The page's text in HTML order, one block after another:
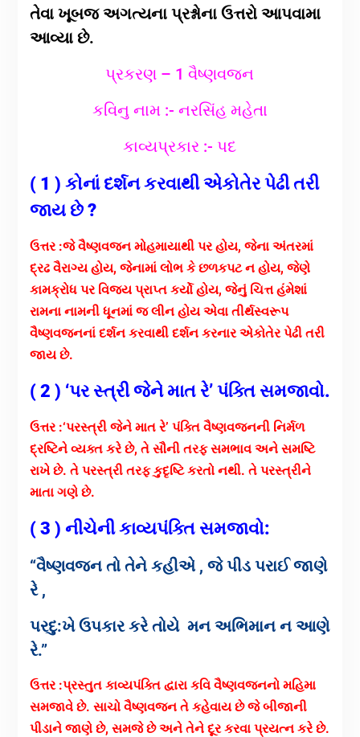
તેવા ખૂબજ અગત્યના પ્રશ્નોના ઉત્તરો આપવામા
આવ્યા છે.
પ્રકરણ – 1 વૈષ્ણવજન
કવિનુ નામ :- નરસિંહ મહેતા
કાવ્યપ્રકાર :- પદ
( 1 ) કોનાં દર્શન કરવાથી એકોતેર પેઢી તરી
જાય છે ?
ઉત્તર :જે વૈષ્ણવજન મોહમાયાથી પર હોય, જેના અંતરમાં
દ્રઢ વૈરાગ્ય હોય, જેનામાં લોભ કે છળકપટ ન હોય, જેણે
કામક્રોધ પર વિજય પ્રાપ્ત કર્યો હોય, જેનું ચિત્ત હંમેશાં
રામના નામની ધૂનમાં જ લીન હોય એવા તીર્થસ્વરૂપ
વૈષ્ણવજનનાં દર્શન કરવાથી દર્શન કરનાર એકોતેર પેઢી તરી
જાય છે.
( 2 ) ‘પર સ્ત્રી જેને માત રે’ પંક્તિ સમજાવો.
ઉત્તર :‘પરસ્ત્રી જેને માત રે’ પંક્તિ વૈષ્ણવજનની નિર્મળ
દ્રષ્ટિને વ્યક્ત કરે છે, તે સૌની તરફ સમભાવ અને સમષ્ટિ
રાખે છે. તે પરસ્ત્રી તરફ કુદૃષ્ટિ કરતો નથી. તે પરસ્ત્રીને
માતા ગણે છે.
( 3 ) નીચેની કાવ્યપંક્તિ સમજાવો:
“વૈષ્ણવજન તો તેને કહીએ , જે પીડ પરાઈ જાણે
રે ,
પરદુ:ખે ઉપકાર કરે તોયે મન અભિમાન ન આણે
રે.”
ઉત્તર :પ્રસ્તુત કાવ્યપંક્તિ દ્વારા કવિ વૈષ્ણવજનનો મહિમા
સમજાવે છે. સાચો વૈષ્ણવજન તે કહેવાય છે જે બીજાની
પીડાને જાણે છે, સમજે છે અને તેને દૂર કરવા પ્રયત્ન કરે છે.